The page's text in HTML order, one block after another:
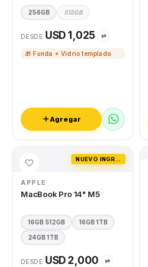
256GB 512GB
DESDE USD 1,025 ⇄
🎁 Funda + Vidrio templado
Agregar
APPLE
MacBook Pro 14" M5
16GB 512GB 16GB 1TB
24GB 1TB
DESDE USD 2,000 ⇄